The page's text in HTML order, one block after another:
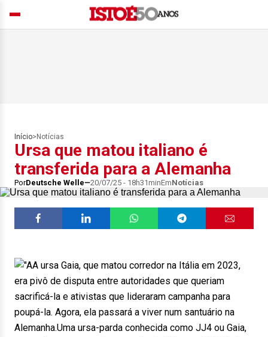
Início> Notícias
Ursa que matou italiano é
transferida para a Alemanha
PorDeutsche Welle 20/07/25 - 18h31minEmNotícias
A ursa Gaia, que matou corredor na Itália em 2023,
era pivô de disputa entre autoridades que queriam
sacrificá-la e ativistas que lideraram campanha para
poupá-la. Agora, ela passará a viver num santuário na
Alemanha.Uma ursa-parda conhecida como JJ4 ou Gaia,